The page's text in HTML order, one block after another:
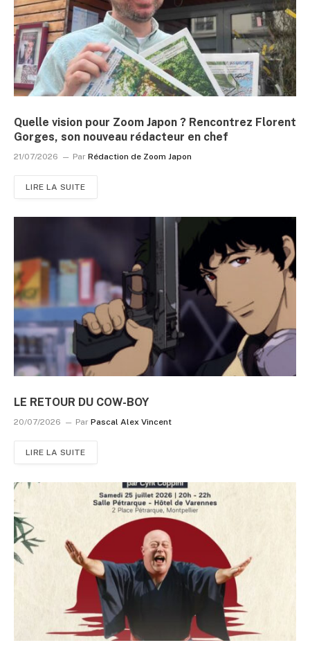
Quelle vision pour Zoom Japon ? Rencontrez Florent
Gorges, son nouveau rédacteur en chef
21/07/2026 Par Rédaction de Zoom Japon
LIRE LA SUITE
LE RETOUR DU COW-BOY
20/07/2026 Par Pascal Alex Vincent
LIRE LA SUITE